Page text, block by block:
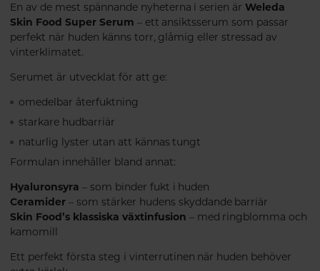
En av de mest spännande nyheterna i serien ärWeleda
Skin Food Super Serum – ett ansiktsserum som passar
perfekt när huden känns torr, glåmig eller stressad av
vinterklimatet.
Serumet är utvecklat för att ge:
omedelbar återfuktning
starkare hudbarriär
naturlig lyster utan att kännas tungt
Formulan innehåller bland annat:
Hyaluronsyra – som binder fukt i huden
Ceramider – som stärker hudens skyddande barriär
Skin Food’s klassiska växtinfusion – med ringblomma och
kamomill
Ett perfekt första steg i vinterrutinen när huden behöver